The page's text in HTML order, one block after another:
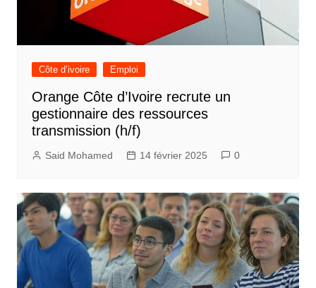
Côte d’ivoire Emploi
Orange Côte d’Ivoire recrute un
gestionnaire des ressources
transmission (h/f)
Said Mohamed 14 février 2025 0